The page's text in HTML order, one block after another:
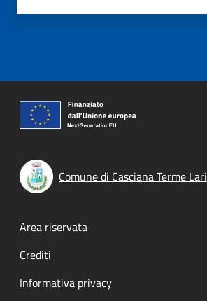
Comune di Casciana Terme Lari
Footer menu
Area riservata
Crediti
Informativa privacy